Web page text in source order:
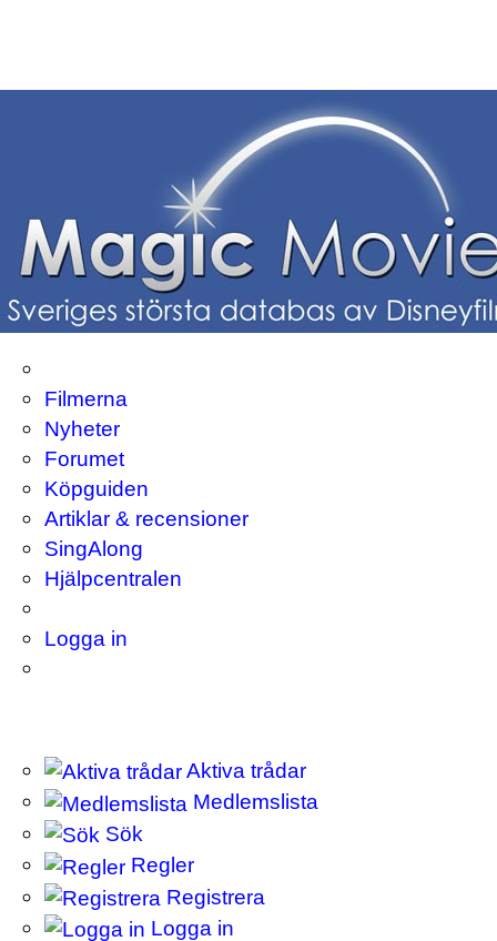
Filmerna
Nyheter
Forumet
Köpguiden
Artiklar & recensioner
SingAlong
Hjälpcentralen
Logga in
Aktiva trådar
Medlemslista
Sök
Regler
Registrera
Logga in